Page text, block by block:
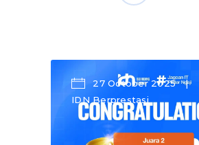
27 October 2025
IDN Berprestasi